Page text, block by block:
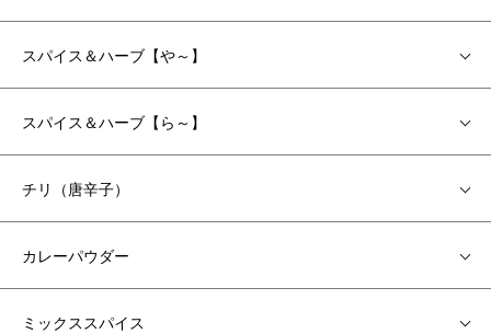
スパイス＆ハーブ【や～】
スパイス＆ハーブ【ら～】
チリ（唐辛子）
カレーパウダー
ミックススパイス